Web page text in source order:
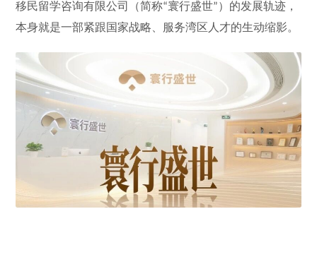
移民留学咨询有限公司（简称“寰行盛世”）的发展轨迹，
本身就是一部紧跟国家战略、服务湾区人才的生动缩影。